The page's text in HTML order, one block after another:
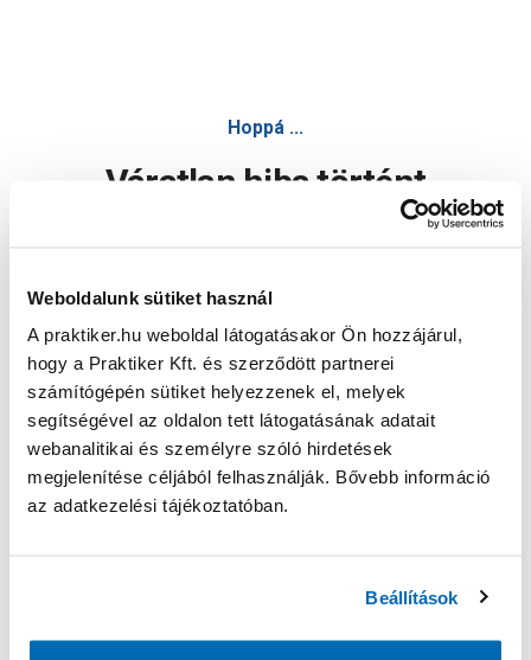
Weboldalunk sütiket használ
A praktiker.hu weboldal látogatásakor Ön hozzájárul,
hogy a Praktiker Kft. és szerződött partnerei
számítógépén sütiket helyezzenek el, melyek
segítségével az oldalon tett látogatásának adatait
webanalitikai és személyre szóló hirdetések
megjelenítése céljából felhasználják. Bővebb információ
az adatkezelési tájékoztatóban.
Beállítások
Hoppá ...
Váratlan hiba történt
Oldal újratöltése